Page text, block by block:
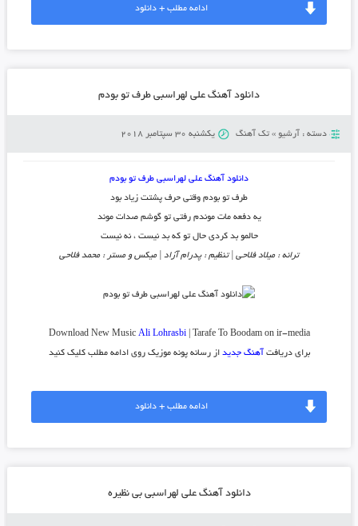
ادامه مطلب + دانلود
دانلود آهنگ علی لهراسبی طرف تو بودم
دسته : آرشیو » تک آهنگ یکشنبه 30 سپتامبر 2018
دانلود آهنگ علی لهراسبی طرف تو بودم
طرف تو بودم وقتی حرف پشتت زیاد بود
یه دفعه مات موندم رفتی تو گوشم صدات موند
حالمو بد کردی حال تو که بد نیست ، نه نیست
ترانه : میلاد فلاحی | تنظیم : پدرام آزاد | میکس و مستر : محمد فلاحی
Download New Music Ali Lohrasbi| Tarafe To Boodam on ir-media
برای دریافت آهنگ جدید از رسانه پونه موزیک روی ادامه مطلب کلیک کنید
ادامه مطلب + دانلود
دانلود آهنگ علی لهراسبی بی نظیره